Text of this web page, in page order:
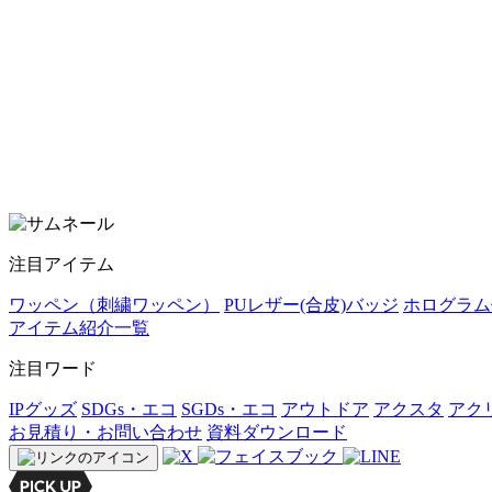
注目アイテム
ワッペン（刺繍ワッペン） PUレザー(合皮)バッジ ホログラ
アイテム紹介一覧
注目ワード
IPグッズ SDGs・エコ SGDs・エコ アウトドア アクスタ アク
お見積り・お問い合わせ 資料ダウンロード